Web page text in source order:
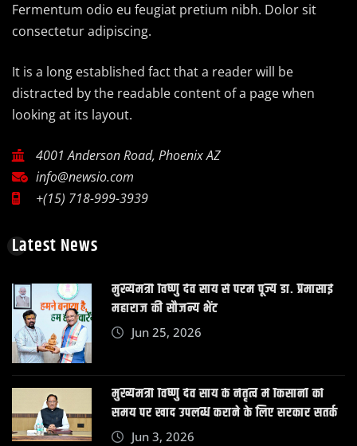
Fermentum odio eu feugiat pretium nibh. Dolor sit
consectetur adipiscing.
It is a long established fact that a reader will be
distracted by the readable content of a page when
looking at its layout.
4001 Anderson Road, Phoenix AZ
info@newsio.com
+(15) 718-999-3939
Latest News
मुख्यमंत्री विष्णु देव साय से परम पूज्य डॉ. प्रेमासाई
महाराज की सौजन्य भेंट
Jun 25, 2026
मुख्यमंत्री विष्णु देव साय के नेतृत्व में किसानों को
समय पर खाद उपलब्ध कराने के लिए सरकार सतर्क
Jun 3, 2026